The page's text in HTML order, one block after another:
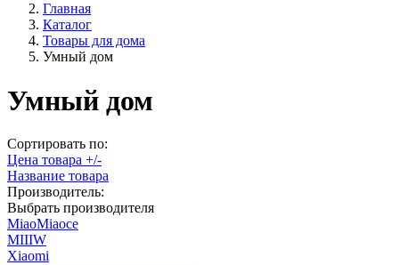
Главная
Каталог
Товары для дома
Умный дом
Умный дом
Сортировать по:
Цена товара +/-
Название товара
Производитель:
Выбрать производителя
MiaoMiaoce
MIIIW
Xiaomi